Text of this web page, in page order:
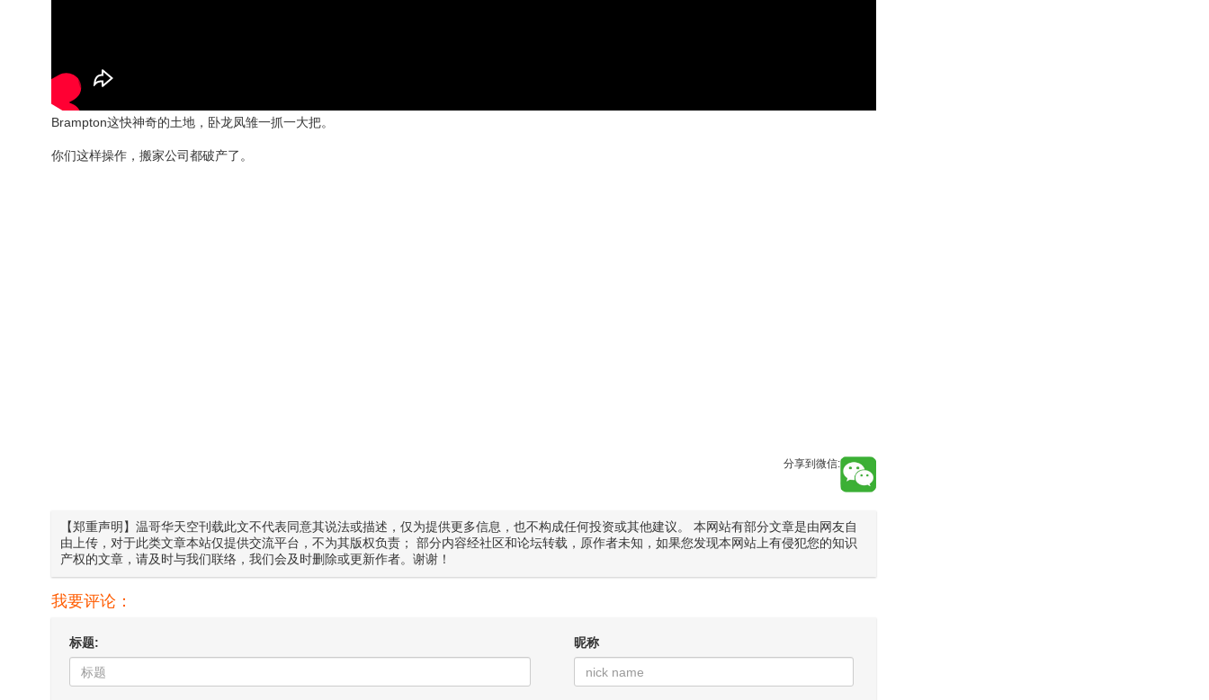
Brampton这快神奇的土地，卧龙凤雏一抓一大把。
你们这样操作，搬家公司都破产了。
分享到微信:
【郑重声明】温哥华天空刊载此文不代表同意其说法或描述，仅为提供更多信息，也不构成任何投资或其他建议。 本网站有部分文章是由网友自
由上传，对于此类文章本站仅提供交流平台，不为其版权负责； 部分内容经社区和论坛转载，原作者未知，如果您发现本网站上有侵犯您的知识
产权的文章，请及时与我们联络，我们会及时删除或更新作者。谢谢！
我要评论：
标题: 昵称